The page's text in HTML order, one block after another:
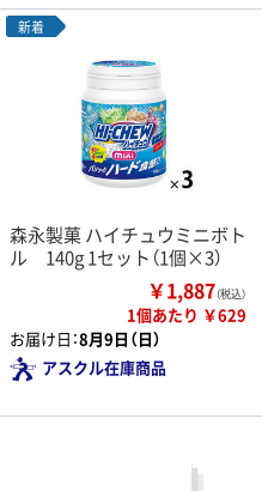
新着
森永製菓 ハイチュウミニボト
ル 140g 1セット（1個×3）
￥1,887（税込）
1個あたり ￥629
お届け日：8月9日（日）
アスクル在庫商品